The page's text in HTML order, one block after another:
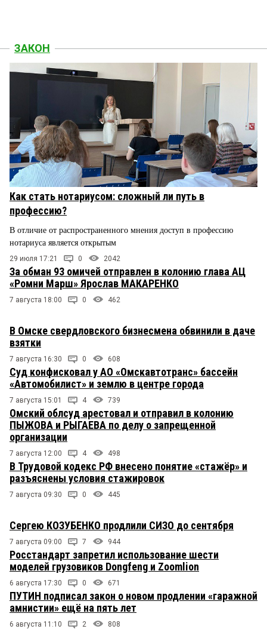
ЗАКОН
Как стать нотариусом: сложный ли путь в
профессию?
В отличие от распространенного мнения доступ в профессию
нотариуса является открытым
29 июля 17:21 0 2042
За обман 93 омичей отправлен в колонию глава АЦ
«Ромни Марш» Ярослав МАКАРЕНКО
7 августа 18:00 0 462
В Омске свердловского бизнесмена обвинили в даче
взятки
7 августа 16:30 0 608
Суд конфисковал у АО «Омскавтотранс» бассейн
«Автомобилист» и землю в центре города
7 августа 15:01 4 739
Омский облсуд арестовал и отправил в колонию
ПЫЖОВА и РЫГАЕВА по делу о запрещенной
организации
7 августа 12:00 4 498
В Трудовой кодекс РФ внесено понятие «стажёр» и
разъяснены условия стажировок
7 августа 09:30 0 445
Сергею КОЗУБЕНКО продлили СИЗО до сентября
7 августа 09:00 7 944
Росстандарт запретил использование шести
моделей грузовиков Dongfeng и Zoomlion
6 августа 17:30 0 671
ПУТИН подписал закон о новом продлении «гаражной
амнистии» ещё на пять лет
6 августа 11:10 2 808